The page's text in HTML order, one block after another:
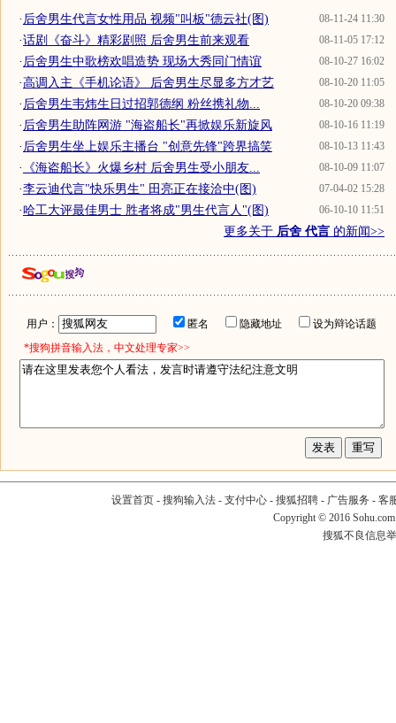
08-11-24 11:30
· 后舍男生代言女性用品 视频"叫板"德云社(图)
08-11-05 17:12
·话剧《奋斗》精彩剧照 后舍男生前来观看
08-10-27 16:02
· 后舍男生中歌榜欢唱造势 现场大秀同门情谊
08-10-20 11:05
·高调入主《手机论语》 后舍男生尽显多方才艺
08-10-20 09:38
· 后舍男生韦炜生日过招郭德纲 粉丝携礼物...
08-10-16 11:19
· 后舍男生助阵网游 "海盗船长"再掀娱乐新旋风
08-10-13 11:43
· 后舍男生坐上娱乐主播台 "创意先锋"跨界搞笑
08-10-09 11:07
· 《海盗船长》火爆乡村 后舍男生受小朋友...
07-04-02 15:28
·李云迪代言"快乐男生" 田亮正在接洽中(图)
06-10-10 11:51
·哈工大评最佳男士 胜者将成"男生代言人"(图)
更多关于 后舍 代言 的新闻>>
用户： 匿名 隐藏地址
设为辩论话题
*搜狗拼音输入法，中文处理专家>>
设置首页- 搜狗输入法- 支付中心- 搜狐招聘- 广告服务 - 客
Copyright © 2016
搜狐不良信息